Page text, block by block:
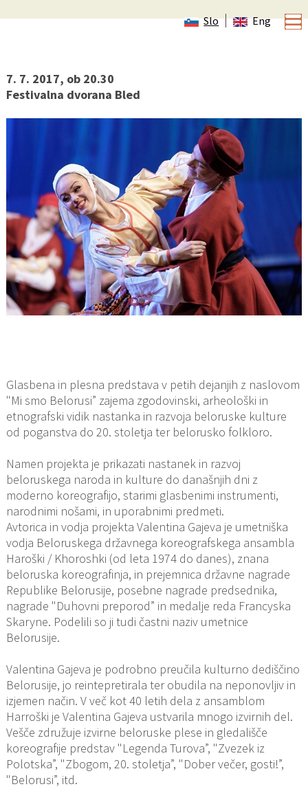
Slo Eng
7. 7. 2017, ob 20.30
Festivalna dvorana Bled
Glasbena in plesna predstava v petih dejanjih z naslovom
"Mi smo Belorusi” zajema zgodovinski, arheološki in
etnografski vidik nastanka in razvoja beloruske kulture
od poganstva do 20. stoletja ter belorusko folkloro.
Namen projekta je prikazati nastanek in razvoj
beloruskega naroda in kulture do današnjih dni z
moderno koreografijo, starimi glasbenimi instrumenti,
narodnimi nošami, in uporabnimi predmeti.
Avtorica in vodja projekta Valentina Gajeva je umetniška
vodja Beloruskega državnega koreografskega ansambla
Haroški / Khoroshki (od leta 1974 do danes), znana
beloruska koreografinja, in prejemnica državne nagrade
Republike Belorusije, posebne nagrade predsednika,
nagrade "Duhovni preporod” in medalje reda Francyska
Skaryne. Podelili so ji tudi častni naziv umetnice
Belorusije.
Valentina Gajeva je podrobno preučila kulturno dediščino
Belorusije, jo reintepretirala ter obudila na neponovljiv in
izjemen način. V več kot 40 letih dela z ansamblom
Harroški je Valentina Gajeva ustvarila mnogo izvirnih del.
Vešče združuje izvirne beloruske plese in gledališče
koreografije predstav "Legenda Turova”, "Zvezek iz
Polotska”, "Zbogom, 20. stoletja”, "Dober večer, gosti!”,
"Belorusi”, itd.